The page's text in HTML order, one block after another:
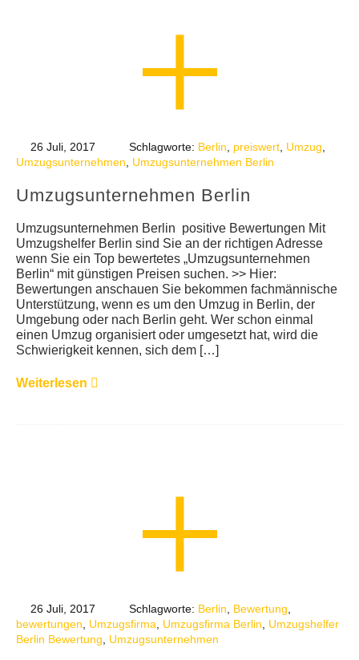
26 Juli, 2017 Schlagworte: Berlin preiswert Umzug
Umzugsunternehmen
Umzugsunternehmen Berlin
Umzugsunternehmen Berlin
Umzugsunternehmen Berlin positive Bewertungen Mit
Umzugshelfer Berlin sind Sie an der richtigen Adresse
wenn Sie ein Top bewertetes „Umzugsunternehmen
Berlin“ mit günstigen Preisen suchen. >> Hier:
Bewertungen anschauen Sie bekommen fachmännische
Unterstützung, wenn es um den Umzug in Berlin, der
Umgebung oder nach Berlin geht. Wer schon einmal
einen Umzug organisiert oder umgesetzt hat, wird die
Schwierigkeit kennen, sich dem […]
Weiterlesen
26 Juli, 2017 Schlagworte: Berlin Bewertung
bewertungen
Umzugsfirma Umzugsfirma Berlin
Umzugshelfer
Berlin Bewertung
Umzugsunternehmen